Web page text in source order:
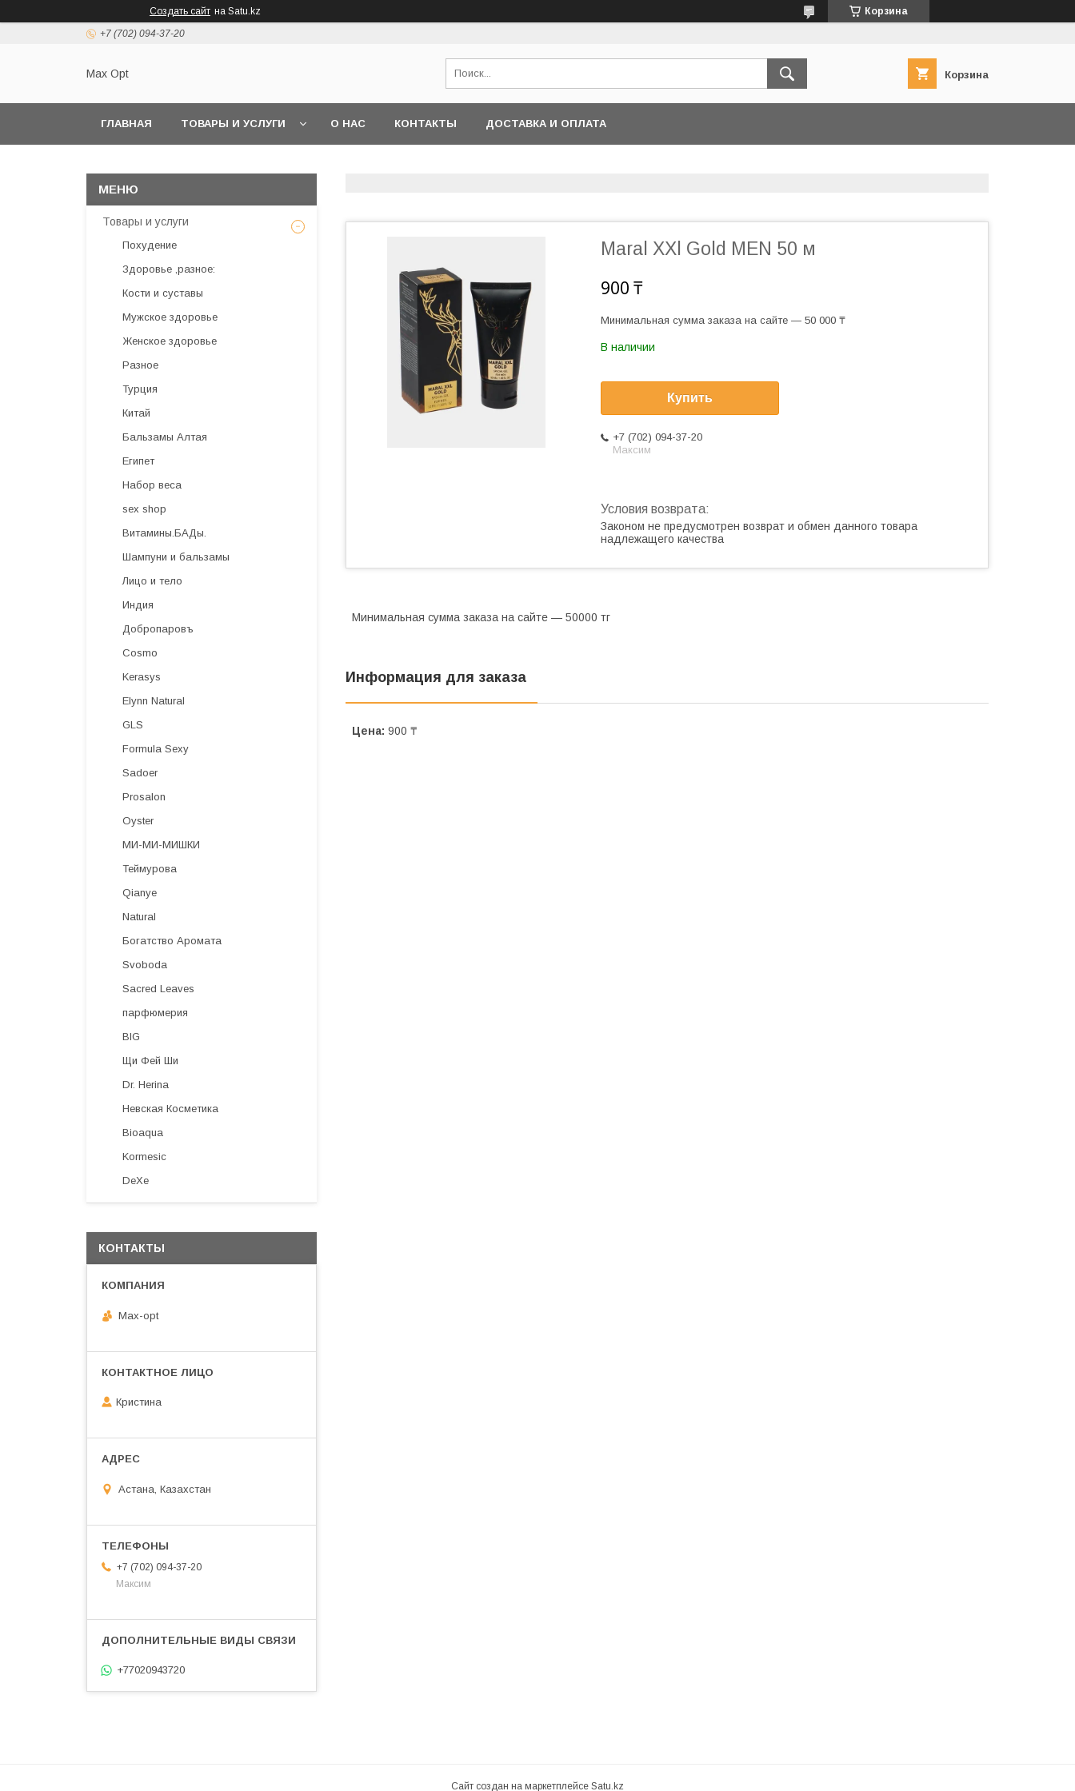
Создать сайт на Satu.kz Корзина
+7 (702) 094-37-20
Max Opt Корзина
ГЛАВНАЯ ТОВАРЫ И УСЛУГИ О НАС КОНТАКТЫ ДОСТАВКА И ОПЛАТА
Maral XXl Gold MEN 50 м
900 ₸
Минимальная сумма заказа на сайте — 50 000 ₸
В наличии
Купить
+7 (702) 094-37-20
Максим
Законом не предусмотрен возврат и обмен данного товара
надлежащего качества
Минимальная сумма заказа на сайте — 50000 тг
Информация для заказа
Цена: 900 ₸
Товары и услуги
Похудение
Здоровье ,разное:
Кости и суставы
Мужское здоровье
Женское здоровье
Разное
Турция
Китай
Бальзамы Алтая
Египет
Набор веса
sex shop
Витамины.БАДы.
Шампуни и бальзамы
Лицо и тело
Индия
Добропаровъ
Cosmo
Kerasys
Elynn Natural
GLS
Formula Sexy
Sadoer
Prosalon
Oyster
МИ-МИ-МИШКИ
Теймурова
Qianye
Natural
Богатство Аромата
Svoboda
Sacred Leaves
парфюмерия
BIG
Щи Фей Ши
Dr. Herina
Невская Косметика
Bioaqua
Kormesic
DeXe
КОНТАКТЫ
Max-opt
Кристина
Астана, Казахстан
+7 (702) 094-37-20
Максим
+77020943720
Сайт создан на маркетплейсе Satu.kz